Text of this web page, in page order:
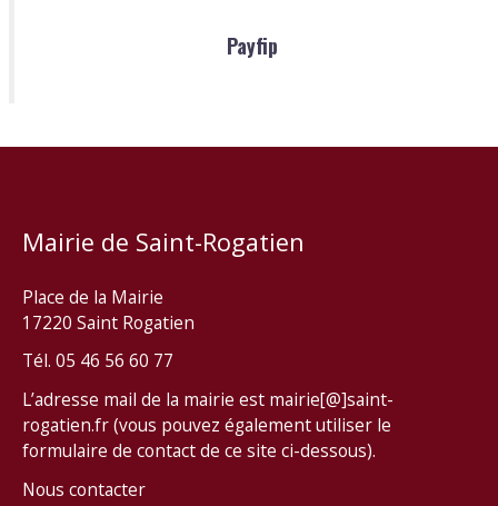
Payfip
Mairie de Saint-Rogatien
Place de la Mairie
17220 Saint Rogatien
Tél. 05 46 56 60 77
L’adresse mail de la mairie est mairie[@]saint-
rogatien.fr (vous pouvez également utiliser le
formulaire de contact de ce site ci-dessous).
Nous contacter